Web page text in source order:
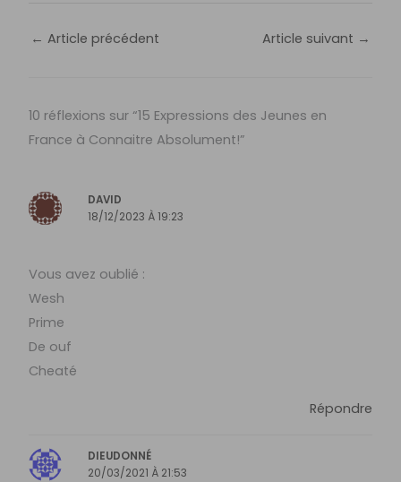
← Article précédent Article suivant →
10 réflexions sur “15 Expressions des Jeunes en
France à Connaitre Absolument!”
DAVID
18/12/2023 À 19:23
Vous avez oublié :
Wesh
Prime
De ouf
Cheaté
Répondre
DIEUDONNÉ
20/03/2021 À 21:53